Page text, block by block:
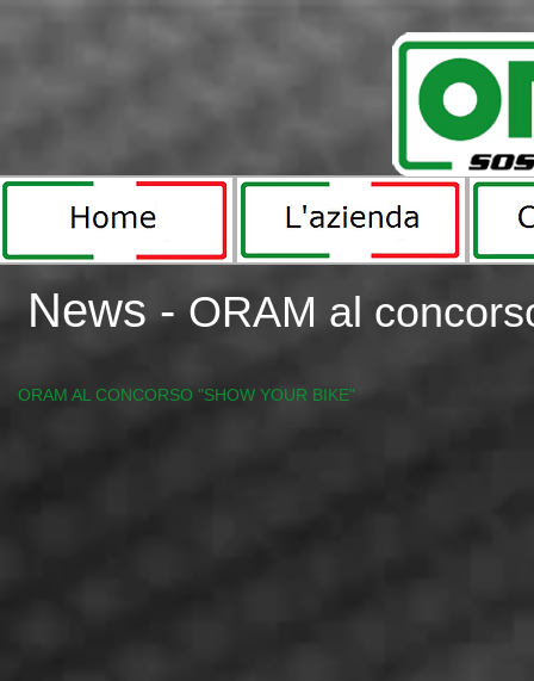
News - ORAM al
ORAM AL CONCORSO "SHOW YOUR BIKE"